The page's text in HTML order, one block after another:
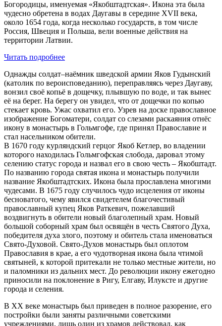
Богородицы, именуемая «Якобштадтская». Икона эта была
чудесно обретена в водах Даугавы в середине XVII века,
около 1654 года, когда несколько государств, в том числе
Россия, Швеция и Польша, вели военные действия на
территории Латвии.
Читать подробнее
Однажды солдат–наёмник шведской армии Яков Гудынский
(католик по вероисповеданию), переправляясь через Даугаву,
вонзил своё копьё в дощечку, плывшую по воде, и так вынес
её на берег. На берегу он увидел, что от дощечки по копью
стекает кровь. Ужас охватил его. Узрев на доске православное
изображение Богоматери, солдат со слезами раскаяния отнёс
икону в монастырь в Гольмгофе, где принял Православие и
стал насельником обители.
В 1670 году курляндский герцог Якоб Кетлер, во владении
которого находилась Гольмгофская слобода, даровал этому
селению статус города и назвал его в свою честь – Якобштадт.
По названию города святая икона и монастырь получили
название Якобштадтских. Икона была прославлена многими
чудесами. В 1675 году случилось чудо исцеления от иконы
бесноватого, чему явился свидетелем благочестивый
православный купец Яков Раткевич, пожелавший
воздвигнуть в обители новый благолепный храм. Новый
большой соборный храм был освящён в честь Святого Духа,
победителя духа злого, поэтому и обитель стала именоваться
Свято-Духовой. Свято-Духов монастырь был оплотом
Православия в крае, а его чудотворная икона была чтимой
святыней, к которой притекали не только местные жители, но
и паломники из дальних мест. До революции икону ежегодно
приносили на поклонение в Ригу, Елгаву, Илуксте и другие
города и селения.
В ХХ веке монастырь был приведен в полное разорение, его
постройки были заняты различными советскими
учреждениями, лишь один из храмов действовал, как